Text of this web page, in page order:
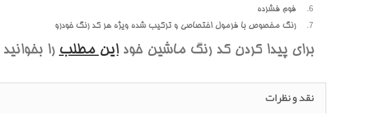
فوم فشرده
رنگ مخصوص با فرمول اختصاصي و ترکيب شده ويژه هر کد رنگ خودرو
براي پيدا کردن کد رنگ ماشين خوداين مطلب را بخوانيد
نقد و نظرات